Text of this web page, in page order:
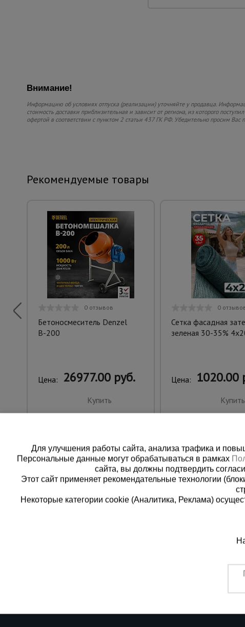
Внимание!
Информацию об условиях отпуска (реализации) уточняйте у продавца.
стоимость доставки приблизительная и зависит от региона, из которого
офертой в соответствии с пунктом 2 статьи 437 ГК РФ. Убедительно просим
Рекомендуемые товары
0 отзывов
Бетоносмеситель Denzel
В-200
Цена: 26977.00 руб.
Купить
0
Сетка фасадная
зеленая 30-35%
Цена: 1020.00
Купить
8
Для улучшения работы сайта, анализа трафика и
Персональные данные могут обрабатываться в рамках
сайта, вы должны подтвердить
Этот сайт применяет рекомендательные технологии
Некоторые категории cookie (Аналитика, Реклама)